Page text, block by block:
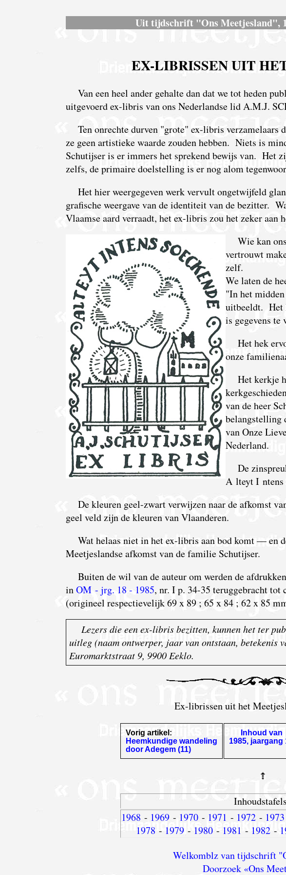
Uit tijdschrift "Ons Meetjesland",
EX-LIBRISSEN UIT
Van een heel ander gehalte dan dat we tot heden
uitgevoerd ex-libris van ons Nederlandse lid A.M.J.
Ten onrechte durven "grote" ex-libris verzamelaars
ze geen artistieke waarde zouden hebben. Niets is
Schutijser is er immers het sprekend bewijs van. Het
zelfs, de primaire doelstelling is er nog alom
Het hier weergegeven werk vervult ongetwijfeld
grafische weergave van de identiteit van de bezitter.
Vlaamse aard verraadt, het ex-libris zou het zeker aan
Wie kan
vertrouwt
zelf.
We laten de
"In het
uitbeeldt. Het
is gegevens te
Het hek
onze
Het kerkje
van de heer
belangstelling
van Onze
Nederland.
De
A lteyt I ntens
De kleuren geel-zwart verwijzen naar de afkomst
geel veld zijn de kleuren van Vlaanderen.
Wat helaas niet in het ex-libris aan bod komt —
Meetjeslandse afkomst van de familie Schutijser.
Buiten de wil van de auteur om werden de
inOM - jrg. 18 - 1985, nr. I p. 34-35 teruggebracht tot
(origineel respectievelijk 69 x 89 ; 65 x 84 ; 62 x 85
Lezers die een ex-libris bezitten, kunnen het ter
uitleg (naam ontwerper, jaar van ontstaan, betekenis
Euromarktstraat 9, 9900 Eeklo.
Ex-librissen uit het
Vorig artikel:
Heemkundige wandeling
door Adegem (11)
Inhoud van
1985, jaargang
Inhoudstafels
1968 - 1969 - 1970 - 1971 - 1972 - 1973
1978 - 1979- 1980- 1981 - 1982-
Welkomblz van tijdschrift
Doorzoek «Ons